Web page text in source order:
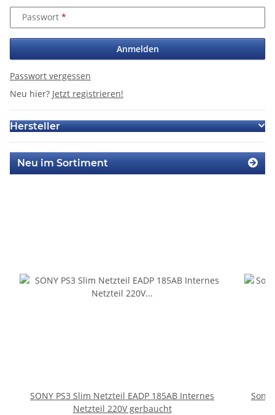
Passwort
Anmelden
Passwort vergessen
Neu hier? Jetzt registrieren!
Hersteller
Neu im Sortiment
SONY PS3 Slim Netzteil EADP 185AB Internes
Netzteil 220V gerbaucht
Sony